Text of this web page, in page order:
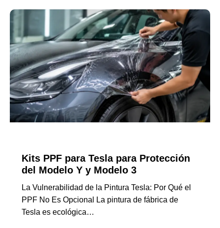
Kits PPF para Tesla para Protección
del Modelo Y y Modelo 3
La Vulnerabilidad de la Pintura Tesla: Por Qué el
PPF No Es Opcional La pintura de fábrica de
Tesla es ecológica…